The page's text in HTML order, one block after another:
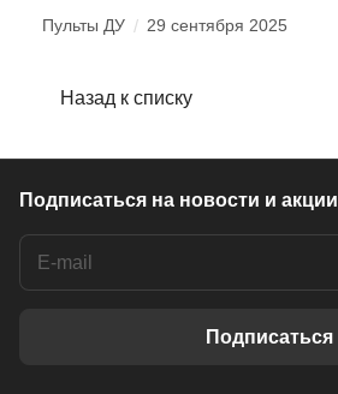
Пульты ДУ / 29 сентября 2025
Назад к списку
Подписаться на новости и акции
Подписаться